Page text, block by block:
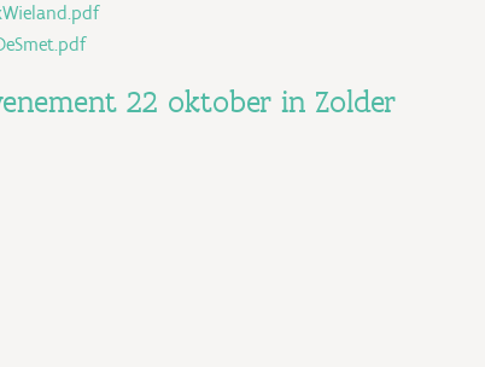
22 oktober in Zolder